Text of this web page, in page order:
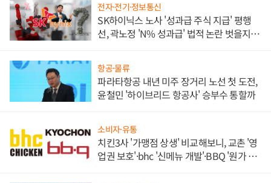
전자·전기·정보통신
SK하이닉스 노사 '성과급 주식 지급' 평행
선, 곽노정 'N% 성과급' 법적 논란 벗을지 주
항공·물류
파라타항공 내년 미주 장거리 노선 첫 도전,
윤철민 '하이브리드 항공사' 승부수 통할까
소비자·유통
치킨3사 '가맹점 상생' 비교해보니, 교촌 '영
업권 보호'·bhc '신메뉴 개발'·BBQ '원가 부